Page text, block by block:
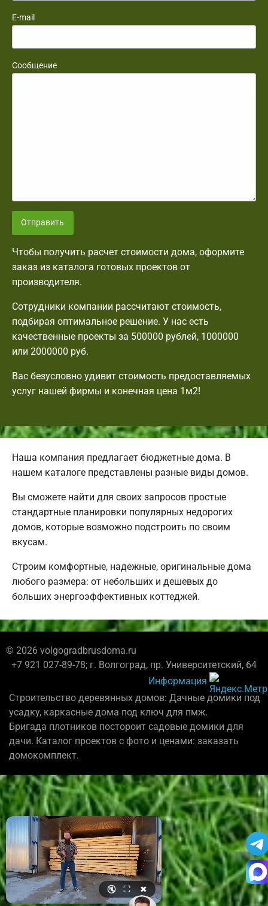
E-mail
Сообщение
Отправить
Чтобы получить расчет стоимости дома, оформите
заказ из каталога готовых проектов от
производителя.
Сотрудники компании рассчитают стоимость,
подбирая оптимальное решение. У нас есть
качественные проекты за 500000 рублей, 1000000
или 2000000 руб.
Вас безусловно удивит стоимость предоставляемых
услуг нашей фирмы и конечная цена 1м2!
Наша компания предлагает бюджетные дома. В
нашем каталоге представлены разные виды домов.
Вы сможете найти для своих запросов простые
стандартные планировки популярных недорогих
домов, которые возможно подстроить по своим
вкусам.
Строим комфортные, надежные, оригинальные дома
любого размера: от небольших и дешевых до
больших энергоэффективных коттеджей.
© 2026 volgogradbrusdoma.ru
+7 921 027-89-78; г. Волгоград, пр. Университетский, 64
Информация
Строительство деревянных домов: Дачные домики под
усадку, каркасные дома под ключ для пмж.
Бригада плотников постороит садовые домики для
дачи. Каталог проектов с фото и ценами: заказать
домокомплект.
🔇 ⛶ ✖